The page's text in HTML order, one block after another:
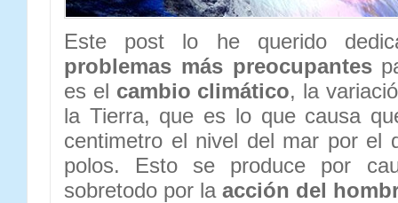
Este post lo he querido
problemas más preocupantes
es el cambio climático, la
la Tierra, que es lo que causa
centimetro el nivel del mar por el
polos. Esto se produce por
sobretodo por laacción del